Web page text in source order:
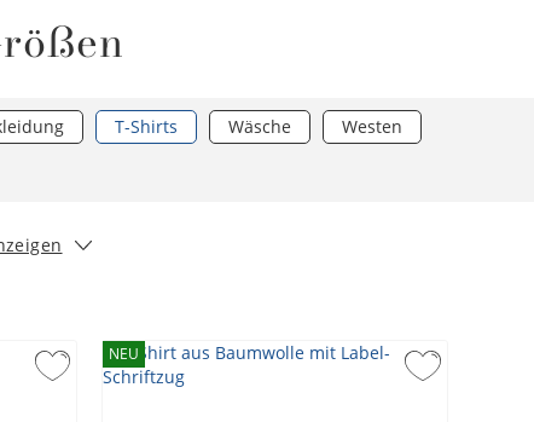
T-Shirts Wäsche
Westen
NEU